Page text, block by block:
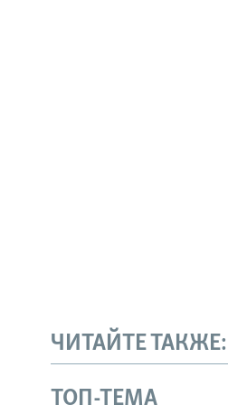
ЧИТАЙТЕ ТАКЖЕ:
ТОП-ТЕМА